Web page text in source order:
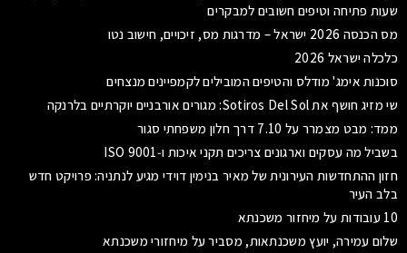
שעות פתיחה וטיפים חשובים למבקרים
מס הכנסה 2026 ישראל – מדרגות מס, זיכויים, חישוב נטו
כלכלה ישראל 2026
סוכנות אימג' מודלס והטיפים המובילים לקמפיינים מנצחים
שי מזיג חושף את Sotiros Del Sol: מגורים אורבניים יוקרתיים בלרנקה
ממד: מבט מצמרר על 7.10 דרך חלון משפחתי סגור
בשביל מה עסקים וארגונים צריכים תקני איכות ו‑ISO 9001
חזון ההתחדשות העירונית של מאיר בנימין דוידי מגיע לנתניה: פרויקט חדש
בלב העיר
10 עובודות על מיחזור משכנתא
שלום עמירה, יועץ משכנתאות, מסביר על מיחזורי משכנתא